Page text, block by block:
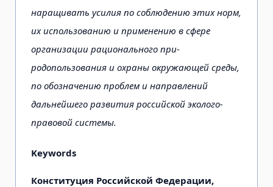
наращивать усилия по соблюдению этих норм,
их использованию и применению в сфере
организации рационального при­
родопользования и охраны окружающей среды,
по обозначению проблем и направлений
дальней­шего развития российской эколого-
правовой системы.
Keywords
Конституция Российской Федерации,